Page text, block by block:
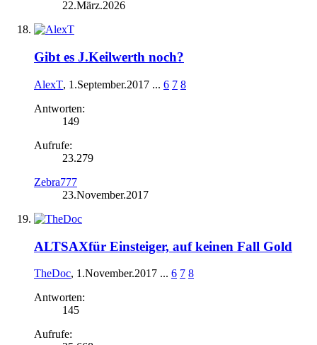
22.März.2026
Gibt es J.Keilwerth noch?
AlexT, 1.September.2017 ... 6 7 8
Antworten:
149
Aufrufe:
23.279
Zebra777
23.November.2017
ALTSAXfür Einsteiger, auf keinen Fall Gold
TheDoc, 1.November.2017 ... 6 7 8
Antworten:
145
Aufrufe: